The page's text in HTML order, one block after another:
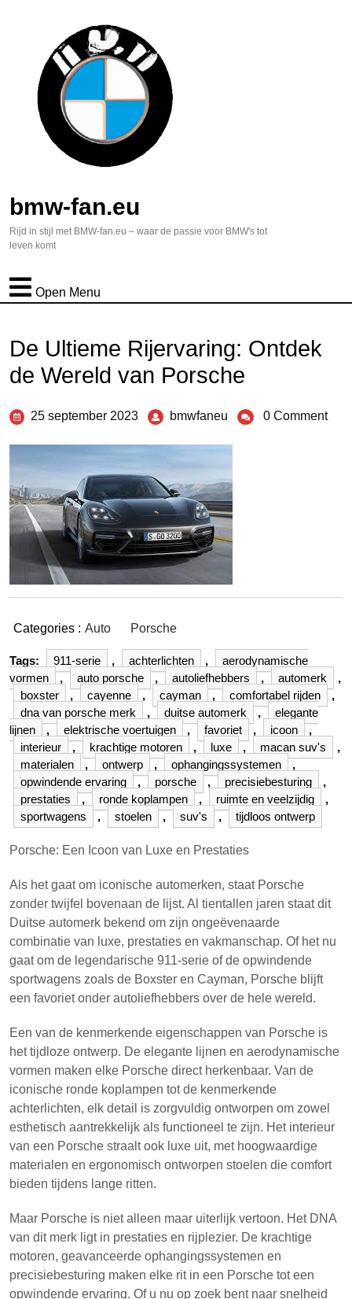
bmw-fan.eu
Rijd in stijl met BMW-fan.eu – waar de passie voor BMW's tot
leven komt
Open Menu
De Ultieme Rijervaring: Ontdek
de Wereld van Porsche
25 september 2023 bmwfaneu 0 Comment
Categories : Auto Porsche
Tags: 911-serie , achterlichten ,
aerodynamische
vormen
, auto porsche , autoliefhebbers , automerk
,
boxster
, cayenne , cayman , comfortabel rijden
,
dna van porsche merk
, duitse automerk ,
elegante
lijnen
, elektrische voertuigen , favoriet , icoon
,
interieur
, krachtige motoren , luxe , macan suv's
,
materialen
, ontwerp , ophangingssystemen
,
opwindende ervaring
, porsche , precisiebesturing
,
prestaties
, ronde koplampen , ruimte en veelzijdig
,
sportwagens
, stoelen , suv's , tijdloos ontwerp
Porsche: Een Icoon van Luxe en Prestaties
Als het gaat om iconische automerken, staat Porsche
zonder twijfel bovenaan de lijst. Al tientallen jaren staat dit
Duitse automerk bekend om zijn ongeëvenaarde
combinatie van luxe, prestaties en vakmanschap. Of het nu
gaat om de legendarische 911-serie of de opwindende
sportwagens zoals de Boxster en Cayman, Porsche blijft
een favoriet onder autoliefhebbers over de hele wereld.
Een van de kenmerkende eigenschappen van Porsche is
het tijdloze ontwerp. De elegante lijnen en aerodynamische
vormen maken elke Porsche direct herkenbaar. Van de
iconische ronde koplampen tot de kenmerkende
achterlichten, elk detail is zorgvuldig ontworpen om zowel
esthetisch aantrekkelijk als functioneel te zijn. Het interieur
van een Porsche straalt ook luxe uit, met hoogwaardige
materialen en ergonomisch ontworpen stoelen die comfort
bieden tijdens lange ritten.
Maar Porsche is niet alleen maar uiterlijk vertoon. Het DNA
van dit merk ligt in prestaties en rijplezier. De krachtige
motoren, geavanceerde ophangingssystemen en
precisiebesturing maken elke rit in een Porsche tot een
opwindende ervaring. Of u nu op zoek bent naar snelheid